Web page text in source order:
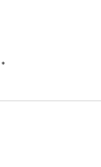
*